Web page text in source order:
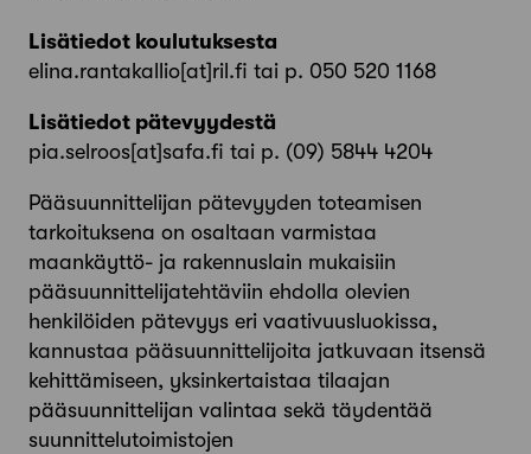
Lisätiedot koulutuksesta
elina.rantakallio[at]ril.fi tai p. 050 520 1168
Lisätiedot pätevyydestä
pia.selroos[at]safa.fi tai p. (09) 5844 4204
Pääsuunnittelijan pätevyyden toteamisen
tarkoituksena on osaltaan varmistaa
maankäyttö- ja rakennuslain mukaisiin
pääsuunnittelijatehtäviin ehdolla olevien
henkilöiden pätevyys eri vaativuusluokissa,
kannustaa pääsuunnittelijoita jatkuvaan itsensä
kehittämiseen, yksinkertaistaa tilaajan
pääsuunnittelijan valintaa sekä täydentää
suunnittelutoimistojen